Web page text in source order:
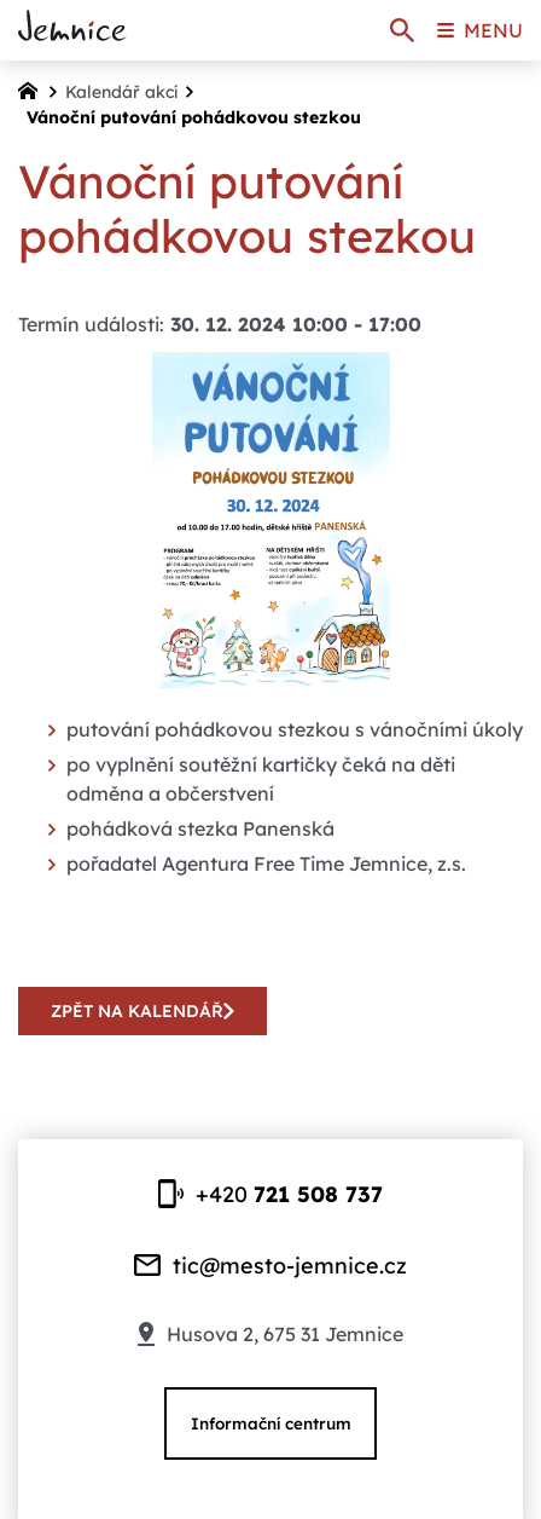
Kalendář akcí
Vánoční putování pohádkovou stezkou
Vánoční putování
pohádkovou stezkou
Termín události: 30. 12. 2024 10:00 - 17:00
putování pohádkovou stezkou s vánočními úkoly
po vyplnění soutěžní kartičky čeká na děti
odměna a občerstvení
pohádková stezka Panenská
pořadatel Agentura Free Time Jemnice, z.s.
ZPĚT NA KALENDÁŘ
+420721 508 737
tic@mesto-jemnice.cz
Husova 2, 675 31 Jemnice
Informační centrum
MENU